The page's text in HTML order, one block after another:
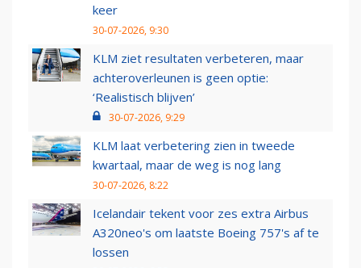
keer
30-07-2026, 9:30
KLM ziet resultaten verbeteren, maar
achteroverleunen is geen optie:
‘Realistisch blijven’
30-07-2026, 9:29
KLM laat verbetering zien in tweede
kwartaal, maar de weg is nog lang
30-07-2026, 8:22
Icelandair tekent voor zes extra Airbus
A320neo's om laatste Boeing 757's af te
lossen